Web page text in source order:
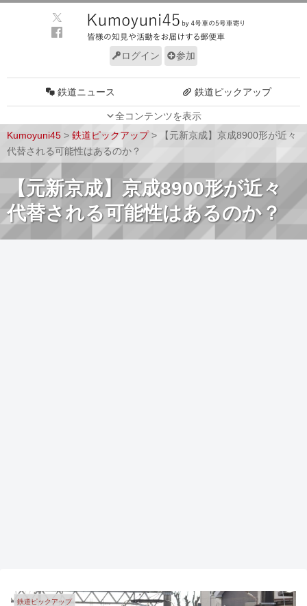
ログイン 参加
全コンテンツを表示
鉄道ニュース 鉄道ピックアップ
車両技術
Kumoyuni45 > 鉄道ピックアップ>
【元新京成】京成8900形が近々
代替される可能性はあるのか？
【元新京成】京成8900形が近々
代替される可能性はあるのか？
鉄道ピックアップ